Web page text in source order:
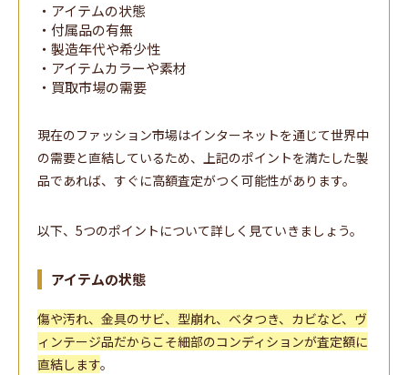
・アイテムの状態
・付属品の有無
・製造年代や希少性
・アイテムカラーや素材
・買取市場の需要
現在のファッション市場はインターネットを通じて世界中
の需要と直結しているため、上記のポイントを満たした製
品であれば、すぐに高額査定がつく可能性があります。
以下、5つのポイントについて詳しく見ていきましょう。
アイテムの状態
傷や汚れ、金具のサビ、型崩れ、ベタつき、カビなど、ヴ
ィンテージ品だからこそ細部のコンディションが査定額に
直結します。